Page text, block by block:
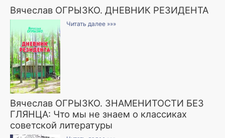
Вячеслав ОГРЫЗКО. ДНЕВНИК РЕЗИДЕНТА
Читать далее »»»
Вячеслав ОГРЫЗКО. ЗНАМЕНИТОСТИ БЕЗ
ГЛЯНЦА: Что мы не знаем о классиках
советской литературы